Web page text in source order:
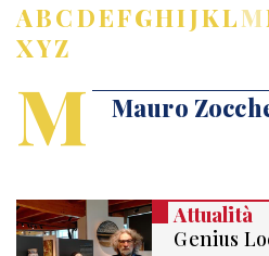
ABCDEFGHIJKLM
XYZ
M Mauro
Attualità
Genius